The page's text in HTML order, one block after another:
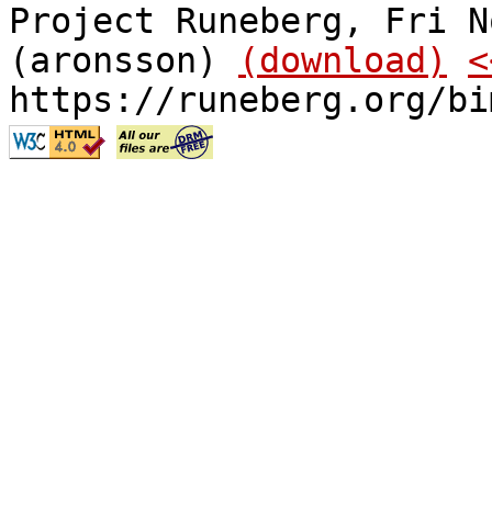
Project Runeberg, Fri
(aronsson)
(download)
https://runeberg.org/